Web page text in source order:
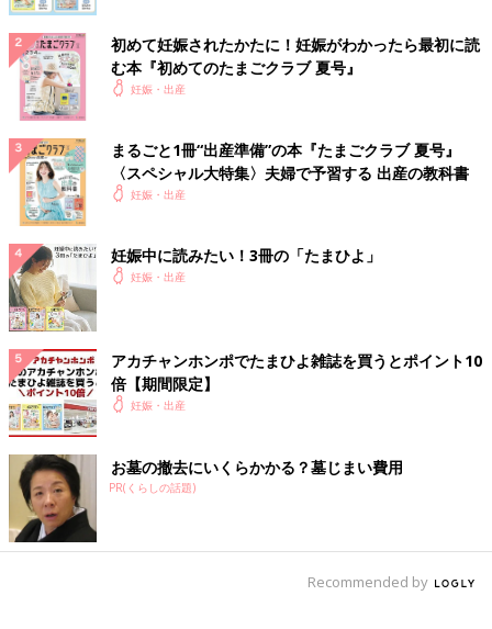
初めて妊娠されたかたに！妊娠がわかったら最初に読
む本『初めてのたまごクラブ 夏号』
妊娠・出産
まるごと1冊“出産準備”の本『たまごクラブ 夏号』
〈スペシャル大特集〉夫婦で予習する 出産の教科書
妊娠・出産
妊娠中に読みたい！3冊の「たまひよ」
妊娠・出産
アカチャンホンポでたまひよ雑誌を買うとポイント10
倍【期間限定】
妊娠・出産
お墓の撤去にいくらかかる？墓じまい費用
PR(くらしの話題)
Recommended by